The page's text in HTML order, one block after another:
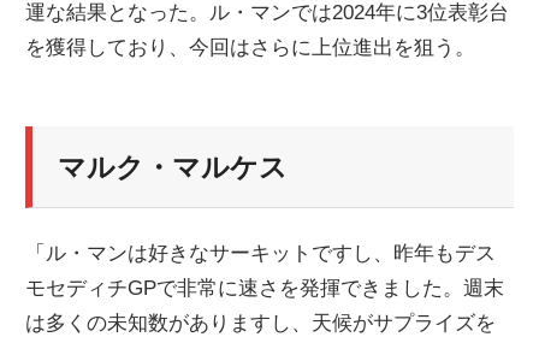
運な結果となった。ル・マンでは2024年に3位表彰台
を獲得しており、今回はさらに上位進出を狙う。
マルク・マルケス
「ル・マンは好きなサーキットですし、昨年もデス
モセディチGPで非常に速さを発揮できました。週末
は多くの未知数がありますし、天候がサプライズを